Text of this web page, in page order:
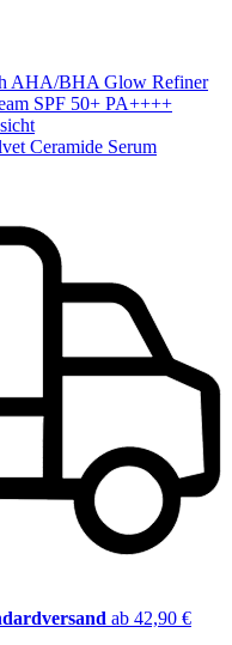
AHA/BHA Glow Refiner
SPF 50+ PA++++
Ceramide Serum
ab 42,90 €